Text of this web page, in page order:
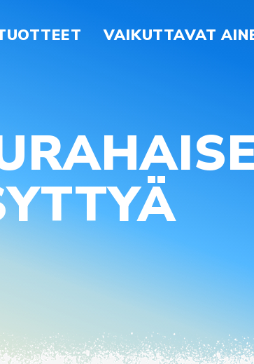
VAIKUTTAVAT